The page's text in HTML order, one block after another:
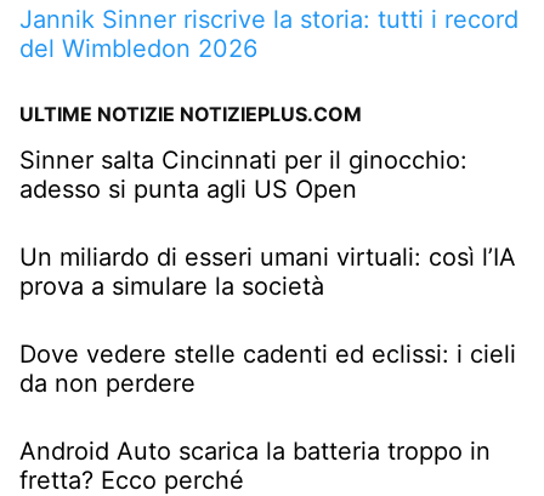
Jannik Sinner riscrive la storia: tutti i record
del Wimbledon 2026
ULTIME NOTIZIE NOTIZIEPLUS.COM
Sinner salta Cincinnati per il ginocchio:
adesso si punta agli US Open
Un miliardo di esseri umani virtuali: così l’IA
prova a simulare la società
Dove vedere stelle cadenti ed eclissi: i cieli
da non perdere
Android Auto scarica la batteria troppo in
fretta? Ecco perché